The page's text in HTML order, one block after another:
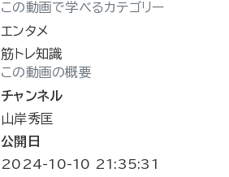
この動画で学べるカテゴリー
エンタメ
筋トレ知識
この動画の概要
チャンネル
山岸秀匡
公開日
2024-10-10 21:35:31